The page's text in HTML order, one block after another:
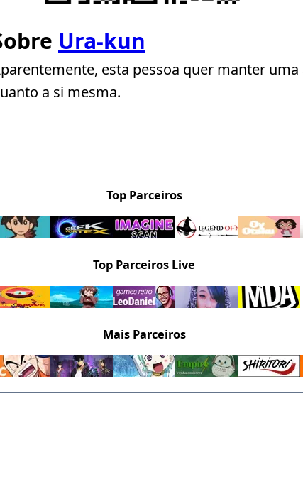
Ura-kun
esta pessoa quer manter
a si mesma.
Top Parceiros
Top Parceiros Live
Mais Parceiros